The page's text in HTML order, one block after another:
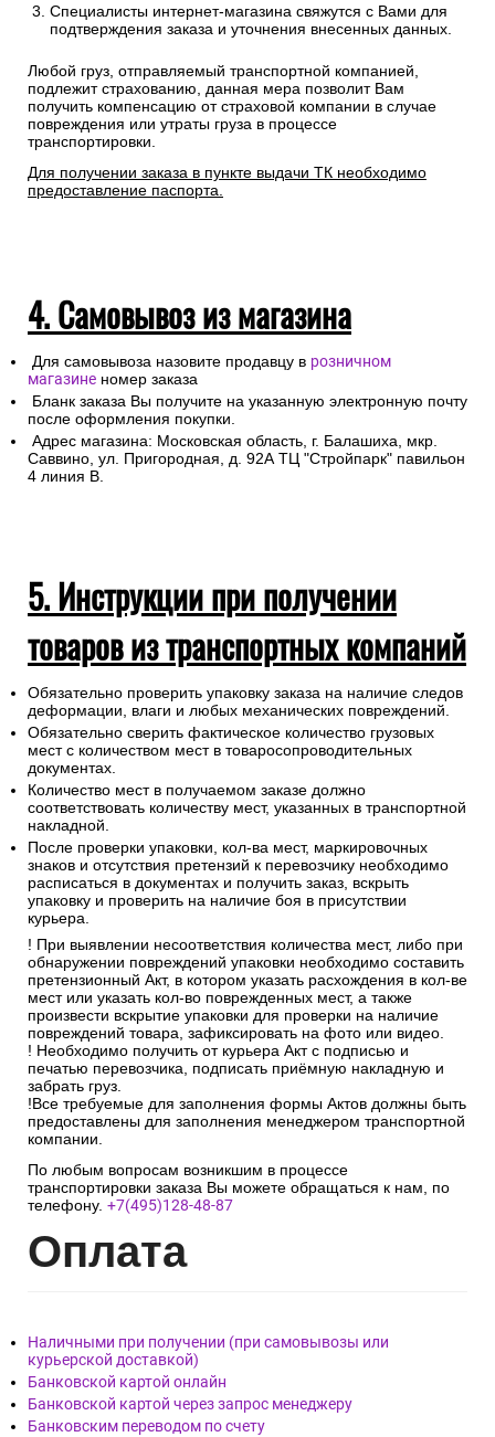
Специалисты интернет-магазина свяжутся с Вами для
подтверждения заказа и уточнения внесенных данных.
Любой груз, отправляемый транспортной компанией,
подлежит страхованию, данная мера позволит Вам
получить компенсацию от страховой компании в случае
повреждения или утраты груза в процессе
транспортировки.
Для получении заказа в пункте выдачи ТК необходимо
предоставление паспорта.
4. Самовывоз из магазина
Для самовывоза назовите продавцу в розничном
магазине номер заказа
Бланк заказа Вы получите на указанную электронную почту
после оформления покупки.
Адрес магазина: Московская область, г. Балашиха, мкр.
Саввино, ул. Пригородная, д. 92А ТЦ "Стройпарк" павильон
4 линия В.
5. Инструкции при получении
товаров из транспортных компаний
Обязательно проверить упаковку заказа на наличие следов
деформации, влаги и любых механических повреждений.
Обязательно сверить фактическое количество грузовых
мест с количеством мест в товаросопроводительных
документах.
Количество мест в получаемом заказе должно
соответствовать количеству мест, указанных в транспортной
накладной.
После проверки упаковки, кол-ва мест, маркировочных
знаков и отсутствия претензий к перевозчику необходимо
расписаться в документах и получить заказ, вскрыть
упаковку и проверить на наличие боя в присутствии
курьера.
! При выявлении несоответствия количества мест, либо при
обнаружении повреждений упаковки необходимо составить
претензионный Акт, в котором указать расхождения в кол-ве
мест или указать кол-во поврежденных мест, а также
произвести вскрытие упаковки для проверки на наличие
повреждений товара, зафиксировать на фото или видео.
! Необходимо получить от курьера Акт с подписью и
печатью перевозчика, подписать приёмную накладную и
забрать груз.
!Все требуемые для заполнения формы Актов должны быть
предоставлены для заполнения менеджером транспортной
компании.
По любым вопросам возникшим в процессе
транспортировки заказа Вы можете обращаться к нам, по
телефону. +7(495)128-48-87
Оплата
Наличными при получении (при самовывозы или
курьерской доставкой)
Банковской картой онлайн
Банковской картой через запрос менеджеру
Банковским переводом по счету